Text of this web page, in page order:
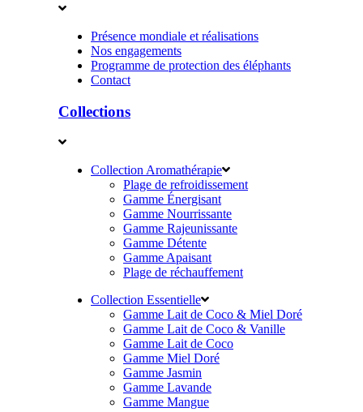
Présence mondiale et réalisations
Nos engagements
Programme de protection des éléphants
Contact
Collections
Collection Aromathérapie
Plage de refroidissement
Gamme Énergisant
Gamme Nourrissante
Gamme Rajeunissante
Gamme Détente
Gamme Apaisant
Plage de réchauffement
Collection Essentielle
Gamme Lait de Coco & Miel Doré
Gamme Lait de Coco & Vanille
Gamme Lait de Coco
Gamme Miel Doré
Gamme Jasmin
Gamme Lavande
Gamme Mangue